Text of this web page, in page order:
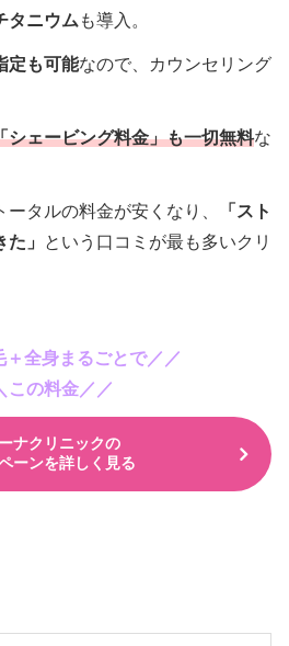
タニウム も導入。
定も可能なので、カウンセリング
シェービング料金」も一切無料な
タルの料金が安くなり、
「スト
」
という口コミが最も多いクリ
＋全身まるごとで／／
この料金／／
ナクリニックの
ーンを詳しく見る